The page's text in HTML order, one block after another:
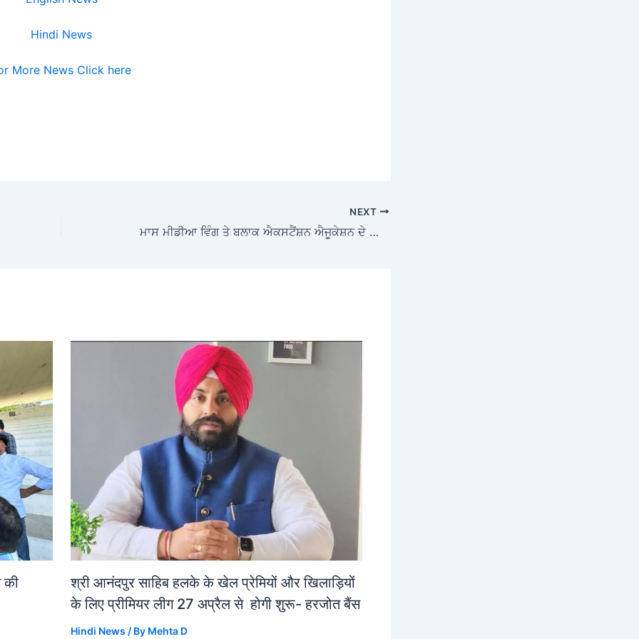
Hindi News
More News Click here
NEXT
ਮਾਸ ਮੀਡੀਆ ਵਿੰਗ ਤੇ ਬਲਾਕ ਐਕਸਟੈਂਸ਼ਨ ਐਜੂਕੇਸ਼ਨ ਦੇ ਨਾਲ ਸਿਹਤ ਕਾਰਜਾਂ ਦੀ ਸਮੀਖਿਆ ਸਬੰਧੀ ਮੀਟਿੰਗ
की
श्री आनंदपुर साहिब हलके के खेल प्रेमियों और खिलाड़ियों
के लिए प्रीमियर लीग 27 अप्रैल से होगी शुरू- हरजोत बैंस
Hindi News / By Mehta D